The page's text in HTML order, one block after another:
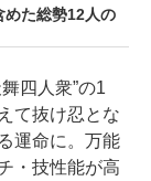
めた総勢12人の
四人衆”の1
て抜け忍とな
運命に。万能
・技性能が高